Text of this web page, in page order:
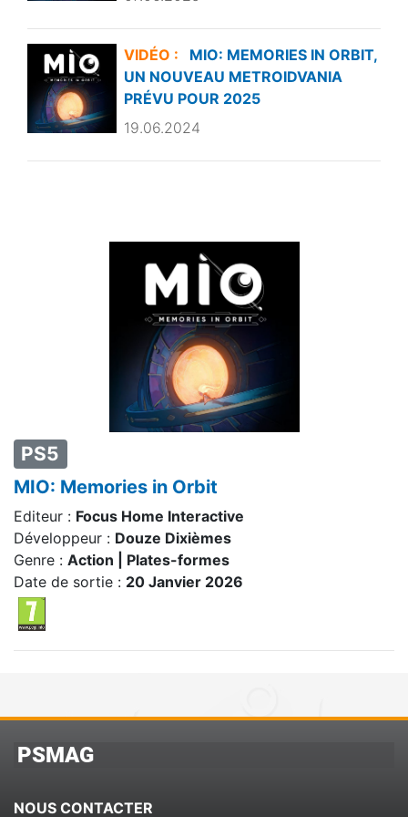
PS5
MIO: Memories in Orbit
Editeur : Focus Home Interactive
Développeur : Douze Dixièmes
Genre : Action | Plates-formes
Date de sortie : 20 Janvier 2026
VIDÉO :
MIO: MEMORIES IN ORBIT,
UN NOUVEAU METROIDVANIA
PRÉVU POUR 2025
19.06.2024
PSMAG
NOUS CONTACTER